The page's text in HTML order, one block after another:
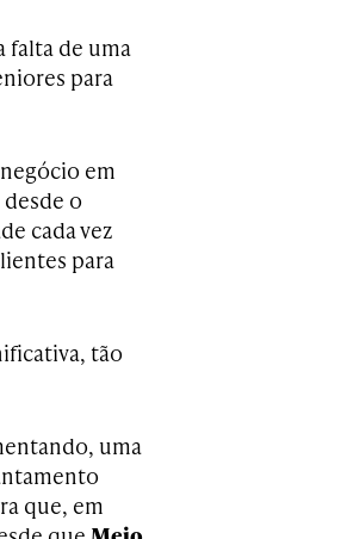
falta de uma
para
em
o
cada vez
para
tão
uma
que, em